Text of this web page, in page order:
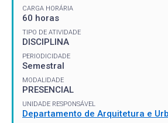
CARGA HORÁRIA
60 horas
TIPO DE ATIVIDADE
DISCIPLINA
PERIODICIDADE
Semestral
MODALIDADE
PRESENCIAL
UNIDADE RESPONSÁVEL
Departamento de Arquitetura e